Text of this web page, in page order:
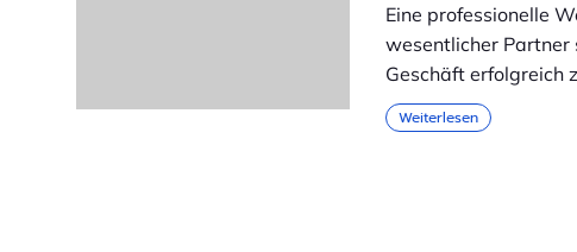
Eine professionelle
wesentlicher Partner
Geschäft erfolgreich
Weiterlesen